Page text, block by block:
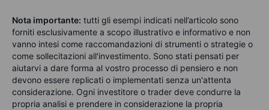
Nota importante: tutti gli esempi indicati nell’articolo sono
forniti esclusivamente a scopo illustrativo e informativo e non
vanno intesi come raccomandazioni di strumenti o strategie o
come sollecitazioni all'investimento. Sono stati pensati per
aiutarvi a dare forma al vostro processo di pensiero e non
devono essere replicati o implementati senza un'attenta
considerazione. Ogni investitore o trader deve condurre la
propria analisi e prendere in considerazione la propria